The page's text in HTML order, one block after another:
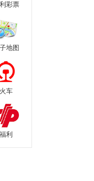
彩票
地图
火车
福利